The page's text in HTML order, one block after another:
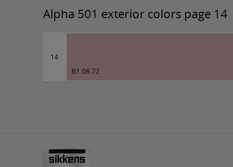
Alpha 501 exterior colors page 14
14
B1.08.72